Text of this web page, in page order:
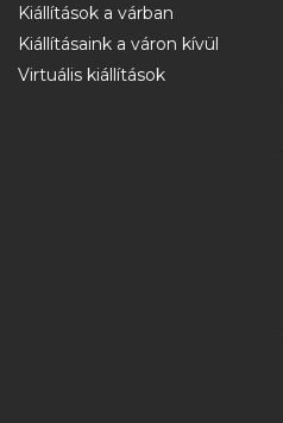
Kiállítások a várban
Kiállításaink a váron kívül
Virtuális kiállítások